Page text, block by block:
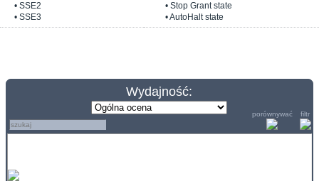
• SSE2
• SSE3
• Stop Grant state
• AutoHalt state
Wydajność:
porównywać filtr